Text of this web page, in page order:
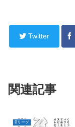
Twitter
関連記事
Bリーグ